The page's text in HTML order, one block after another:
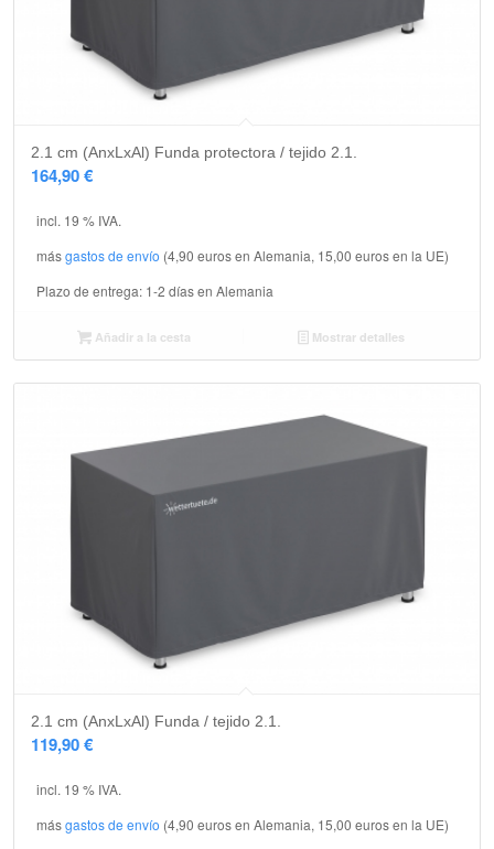
2.1 cm (AnxLxAl) Funda protectora / tejido 2.1.
164,90€
incl. 19 % IVA.
másgastos de envío (4,90 euros en Alemania, 15,00 euros en la UE)
Plazo de entrega: 1-2 días en Alemania
Añadir a la cesta Mostrar detalles
2.1 cm (AnxLxAl) Funda / tejido 2.1.
119,90€
incl. 19 % IVA.
másgastos de envío (4,90 euros en Alemania, 15,00 euros en la UE)